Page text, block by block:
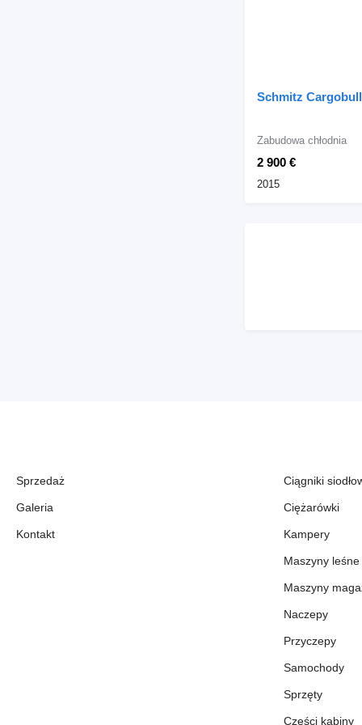
Schmitz Cargobull
2 900 €
Zabudowa chłodnia
2015
Sprzedaż
Galeria
Kontakt
Ciągniki
Ciężarówki
Kampery
Maszyny leśne
Maszyny
Naczepy
Przyczepy
Samochody
Sprzęty
Części kabiny